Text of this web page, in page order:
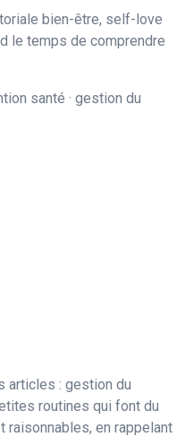
bien-être, self-love
le temps de comprendre
santé · gestion du
articles : gestion du
routines qui font du
raisonnables, en rappelant